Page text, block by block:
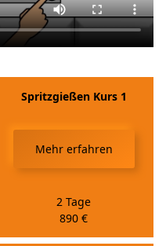
Spritzgießen Kurs 1
Mehr erfahren
2 Tage
890 €